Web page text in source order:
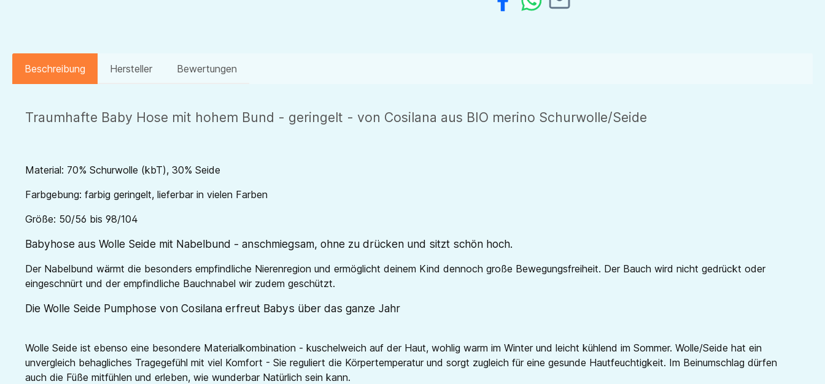
Beschreibung Hersteller Bewertungen
Traumhafte Baby Hose mit hohem Bund - geringelt - von Cosilana aus BIO merino Schurwolle/Seide
Material: 70% Schurwolle (kbT), 30% Seide
Farbgebung: farbig geringelt, lieferbar in vielen Farben
Größe: 50/56 bis 98/104
Babyhose aus Wolle Seide mit Nabelbund - anschmiegsam, ohne zu drücken und sitzt schön hoch.
Der Nabelbund wärmt die besonders empfindliche Nierenregion und ermöglicht deinem Kind dennoch große Bewegungsfreiheit. Der Bauch wird nicht gedrückt oder
eingeschnürt und der empfindliche Bauchnabel wir zudem geschützt.
Die Wolle Seide Pumphose von Cosilana erfreut Babys über das ganze Jahr
Wolle Seide ist ebenso eine besondere Materialkombination - kuschelweich auf der Haut, wohlig warm im Winter und leicht kühlend im Sommer. Wolle/Seide hat ein
unvergleich behagliches Tragegefühl mit viel Komfort - Sie reguliert die Körpertemperatur und sorgt zugleich für eine gesunde Hautfeuchtigkeit. Im Beinumschlag dürfen
auch die Füße mitfühlen und erleben, wie wunderbar Natürlich sein kann.